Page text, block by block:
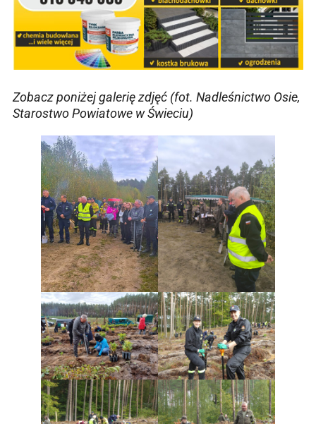
Zobacz poniżej galerię zdjęć (fot. Nadleśnictwo Osie,
Starostwo Powiatowe w Świeciu)